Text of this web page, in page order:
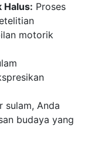
Halus: Proses
motorik
sulam, Anda
budaya yang